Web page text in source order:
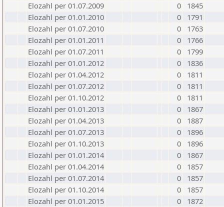
Elozahl per 01.07.2009
0
1845
Elozahl per 01.01.2010
0
1791
Elozahl per 01.07.2010
0
1763
Elozahl per 01.01.2011
0
1766
Elozahl per 01.07.2011
0
1799
Elozahl per 01.01.2012
0
1836
Elozahl per 01.04.2012
0
1811
Elozahl per 01.07.2012
0
1811
Elozahl per 01.10.2012
0
1811
Elozahl per 01.01.2013
0
1867
Elozahl per 01.04.2013
0
1887
Elozahl per 01.07.2013
0
1896
Elozahl per 01.10.2013
0
1896
Elozahl per 01.01.2014
0
1867
Elozahl per 01.04.2014
0
1857
Elozahl per 01.07.2014
0
1857
Elozahl per 01.10.2014
0
1857
Elozahl per 01.01.2015
0
1872